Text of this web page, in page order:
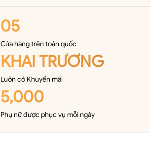
05
Cửa hàng trên toàn quốc
KHAI TRƯƠNG
Luôn có Khuyến mãi
5,000
Phụ nữ được phục vụ mỗi ngày